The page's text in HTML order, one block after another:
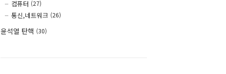
컴퓨터 (27)
통신,네트워크 (26)
윤석열 탄핵 (30)